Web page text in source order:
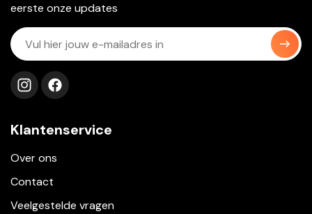
eerste onze updates
Volg ons op instagram
Volg ons op facebook
Klantenservice
Over ons
Contact
Veelgestelde vragen